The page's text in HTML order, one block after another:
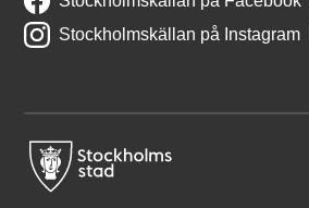
Stockholmskällan på Instagram